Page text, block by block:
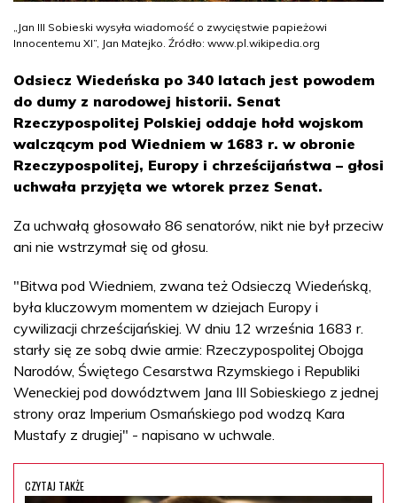
„Jan III Sobieski wysyła wiadomość o zwycięstwie papieżowi
Innocentemu XI”, Jan Matejko. Źródło: www.pl.wikipedia.org
Odsiecz Wiedeńska po 340 latach jest powodem
do dumy z narodowej historii. Senat
Rzeczypospolitej Polskiej oddaje hołd wojskom
walczącym pod Wiedniem w 1683 r. w obronie
Rzeczypospolitej, Europy i chrześcijaństwa – głosi
uchwała przyjęta we wtorek przez Senat.
Za uchwałą głosowało 86 senatorów, nikt nie był przeciw
ani nie wstrzymał się od głosu.
"Bitwa pod Wiedniem, zwana też Odsieczą Wiedeńską,
była kluczowym momentem w dziejach Europy i
cywilizacji chrześcijańskiej. W dniu 12 września 1683 r.
starły się ze sobą dwie armie: Rzeczypospolitej Obojga
Narodów, Świętego Cesarstwa Rzymskiego i Republiki
Weneckiej pod dowództwem Jana III Sobieskiego z jednej
strony oraz Imperium Osmańskiego pod wodzą Kara
Mustafy z drugiej" - napisano w uchwale.
CZYTAJ TAKŻE